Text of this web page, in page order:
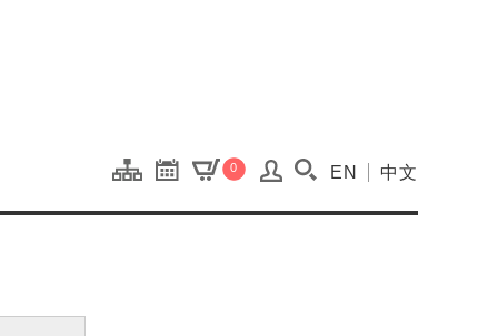
0 搜尋(開啟搜尋視窗)
EN 中文